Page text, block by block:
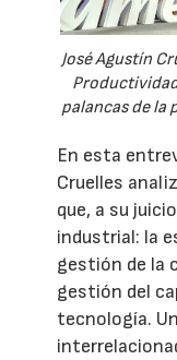
José Agustín
palancas de la
En esta
Cruelles
que, a su
industrial: la
gestión de la
gestión del
tecnología.